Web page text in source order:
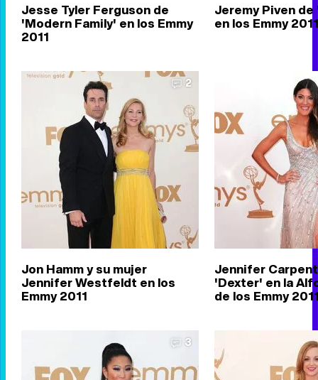
Jesse Tyler Ferguson de
'Modern Family' en los Emmy
2011
Jeremy Piven
en los Emmy 2011
2
Jon Hamm y su mujer
Jennifer Westfeldt en los
Emmy 2011
Jennifer
'Dexter' en la
de los Emmy
3